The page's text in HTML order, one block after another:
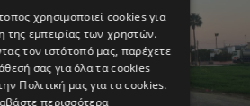
χρησιμοποιεί cookies για
της εμπειρίας των χρηστών.
τον ιστότοπό μας, παρέχετε
σας για όλα τα cookies
Πολιτική μας για τα cookies.
περισσότερα